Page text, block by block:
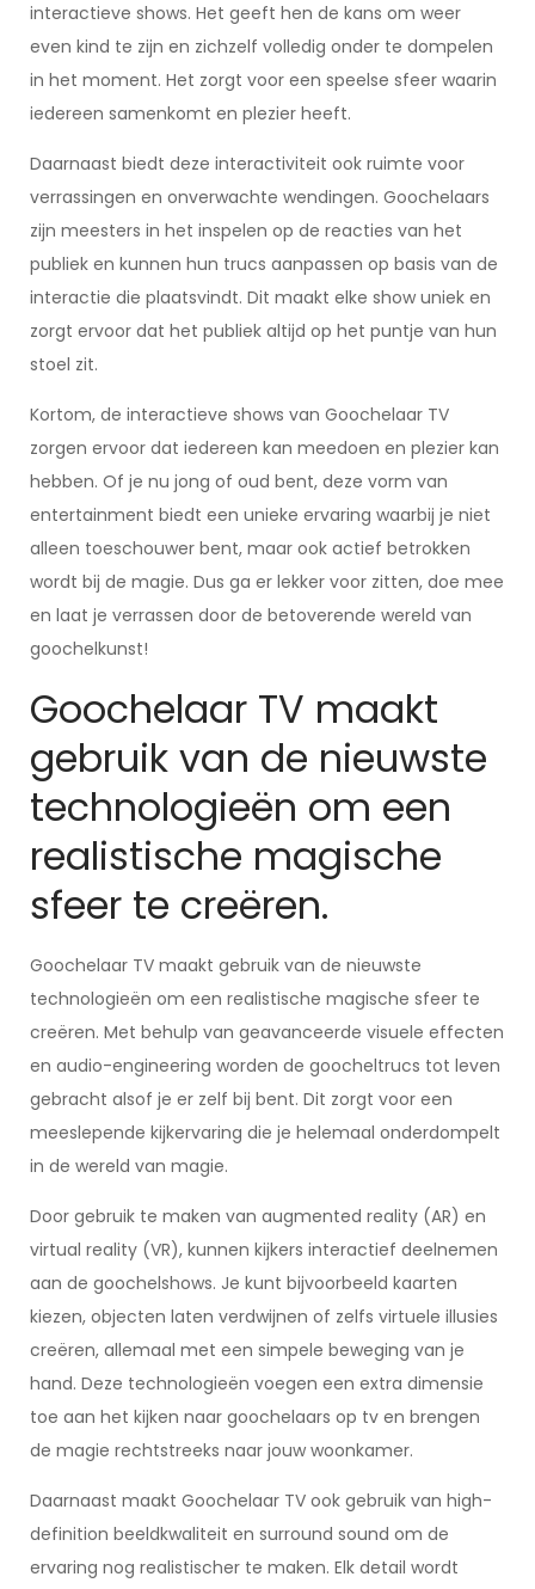
interactieve shows. Het geeft hen de kans om weer
even kind te zijn en zichzelf volledig onder te dompelen
in het moment. Het zorgt voor een speelse sfeer waarin
iedereen samenkomt en plezier heeft.
Daarnaast biedt deze interactiviteit ook ruimte voor
verrassingen en onverwachte wendingen. Goochelaars
zijn meesters in het inspelen op de reacties van het
publiek en kunnen hun trucs aanpassen op basis van de
interactie die plaatsvindt. Dit maakt elke show uniek en
zorgt ervoor dat het publiek altijd op het puntje van hun
stoel zit.
Kortom, de interactieve shows van Goochelaar TV
zorgen ervoor dat iedereen kan meedoen en plezier kan
hebben. Of je nu jong of oud bent, deze vorm van
entertainment biedt een unieke ervaring waarbij je niet
alleen toeschouwer bent, maar ook actief betrokken
wordt bij de magie. Dus ga er lekker voor zitten, doe mee
en laat je verrassen door de betoverende wereld van
goochelkunst!
Goochelaar TV maakt
gebruik van de nieuwste
technologieën om een ​​
realistische magische
sfeer te creëren.
Goochelaar TV maakt gebruik van de nieuwste
technologieën om een ​​realistische magische sfeer te
creëren. Met behulp van geavanceerde visuele effecten
en audio-engineering worden de goocheltrucs tot leven
gebracht alsof je er zelf bij bent. Dit zorgt voor een
meeslepende kijkervaring die je helemaal onderdompelt
in de wereld van magie.
Door gebruik te maken van augmented reality (AR) en
virtual reality (VR), kunnen kijkers interactief deelnemen
aan de goochelshows. Je kunt bijvoorbeeld kaarten
kiezen, objecten laten verdwijnen of zelfs virtuele illusies
creëren, allemaal met een simpele beweging van je
hand. Deze technologieën voegen een extra dimensie
toe aan het kijken naar goochelaars op tv en brengen
de magie rechtstreeks naar jouw woonkamer.
Daarnaast maakt Goochelaar TV ook gebruik van high-
definition beeldkwaliteit en surround sound om de
ervaring nog realistischer te maken. Elk detail wordt